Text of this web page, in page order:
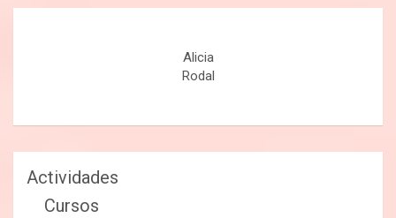
Alicia
Rodal
Actividades
Cursos